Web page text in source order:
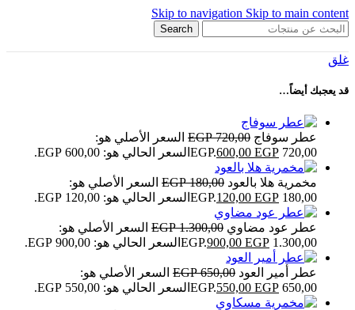
Skip to navigation Skip to main content
Search
غلق
قد يعجبك أيضاً…
عطر سوفاج 720,00
EGP السعر الأصلي هو:
720,00 EGP.
600,00 EGP السعر الحالي هو: 600,00 EGP.
مخمرية هلا بالعود 180,00
EGP السعر الأصلي هو:
180,00 EGP.
120,00 EGP السعر الحالي هو: 120,00 EGP.
عطر عود مضاوي 1.300,00
EGP السعر الأصلي هو:
1.300,00 EGP.
900,00 EGP السعر الحالي هو: 900,00 EGP.
عطر أمير العود 650,00
EGP السعر الأصلي هو:
650,00 EGP.
550,00 EGP السعر الحالي هو: 550,00 EGP.